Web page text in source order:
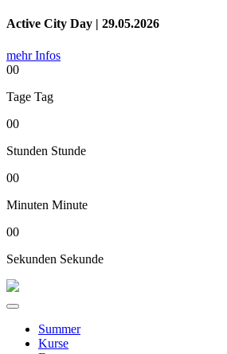
Active City Day | 29.05.2026
mehr Infos
00
Tage Tag
00
Stunden Stunde
00
Minuten Minute
00
Sekunden Sekunde
Summer
Kurse